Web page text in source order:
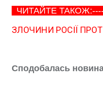
ЧИТАЙТЕ
ЗЛОЧИНИ РОСІЇ
Сподобалась